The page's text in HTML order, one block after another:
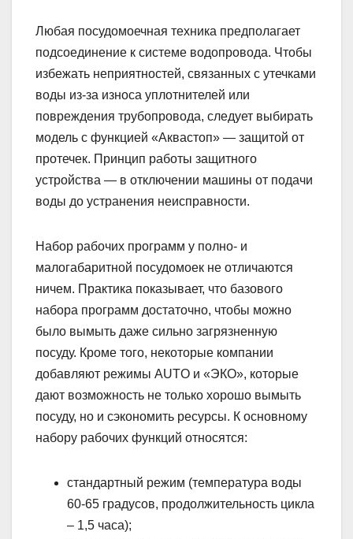
Любая посудомоечная техника предполагает
подсоединение к системе водопровода. Чтобы
избежать неприятностей, связанных с утечками
воды из-за износа уплотнителей или
повреждения трубопровода, следует выбирать
модель с функцией «Аквастоп» — защитой от
протечек. Принцип работы защитного
устройства — в отключении машины от подачи
воды до устранения неисправности.
Набор рабочих программ у полно- и
малогабаритной посудомоек не отличаются
ничем. Практика показывает, что базового
набора программ достаточно, чтобы можно
было вымыть даже сильно загрязненную
посуду. Кроме того, некоторые компании
добавляют режимы AUTO и «ЭКО», которые
дают возможность не только хорошо вымыть
посуду, но и сэкономить ресурсы. К основному
набору рабочих функций относятся:
стандартный режим (температура воды
60-65 градусов, продолжительность цикла
– 1,5 часа);